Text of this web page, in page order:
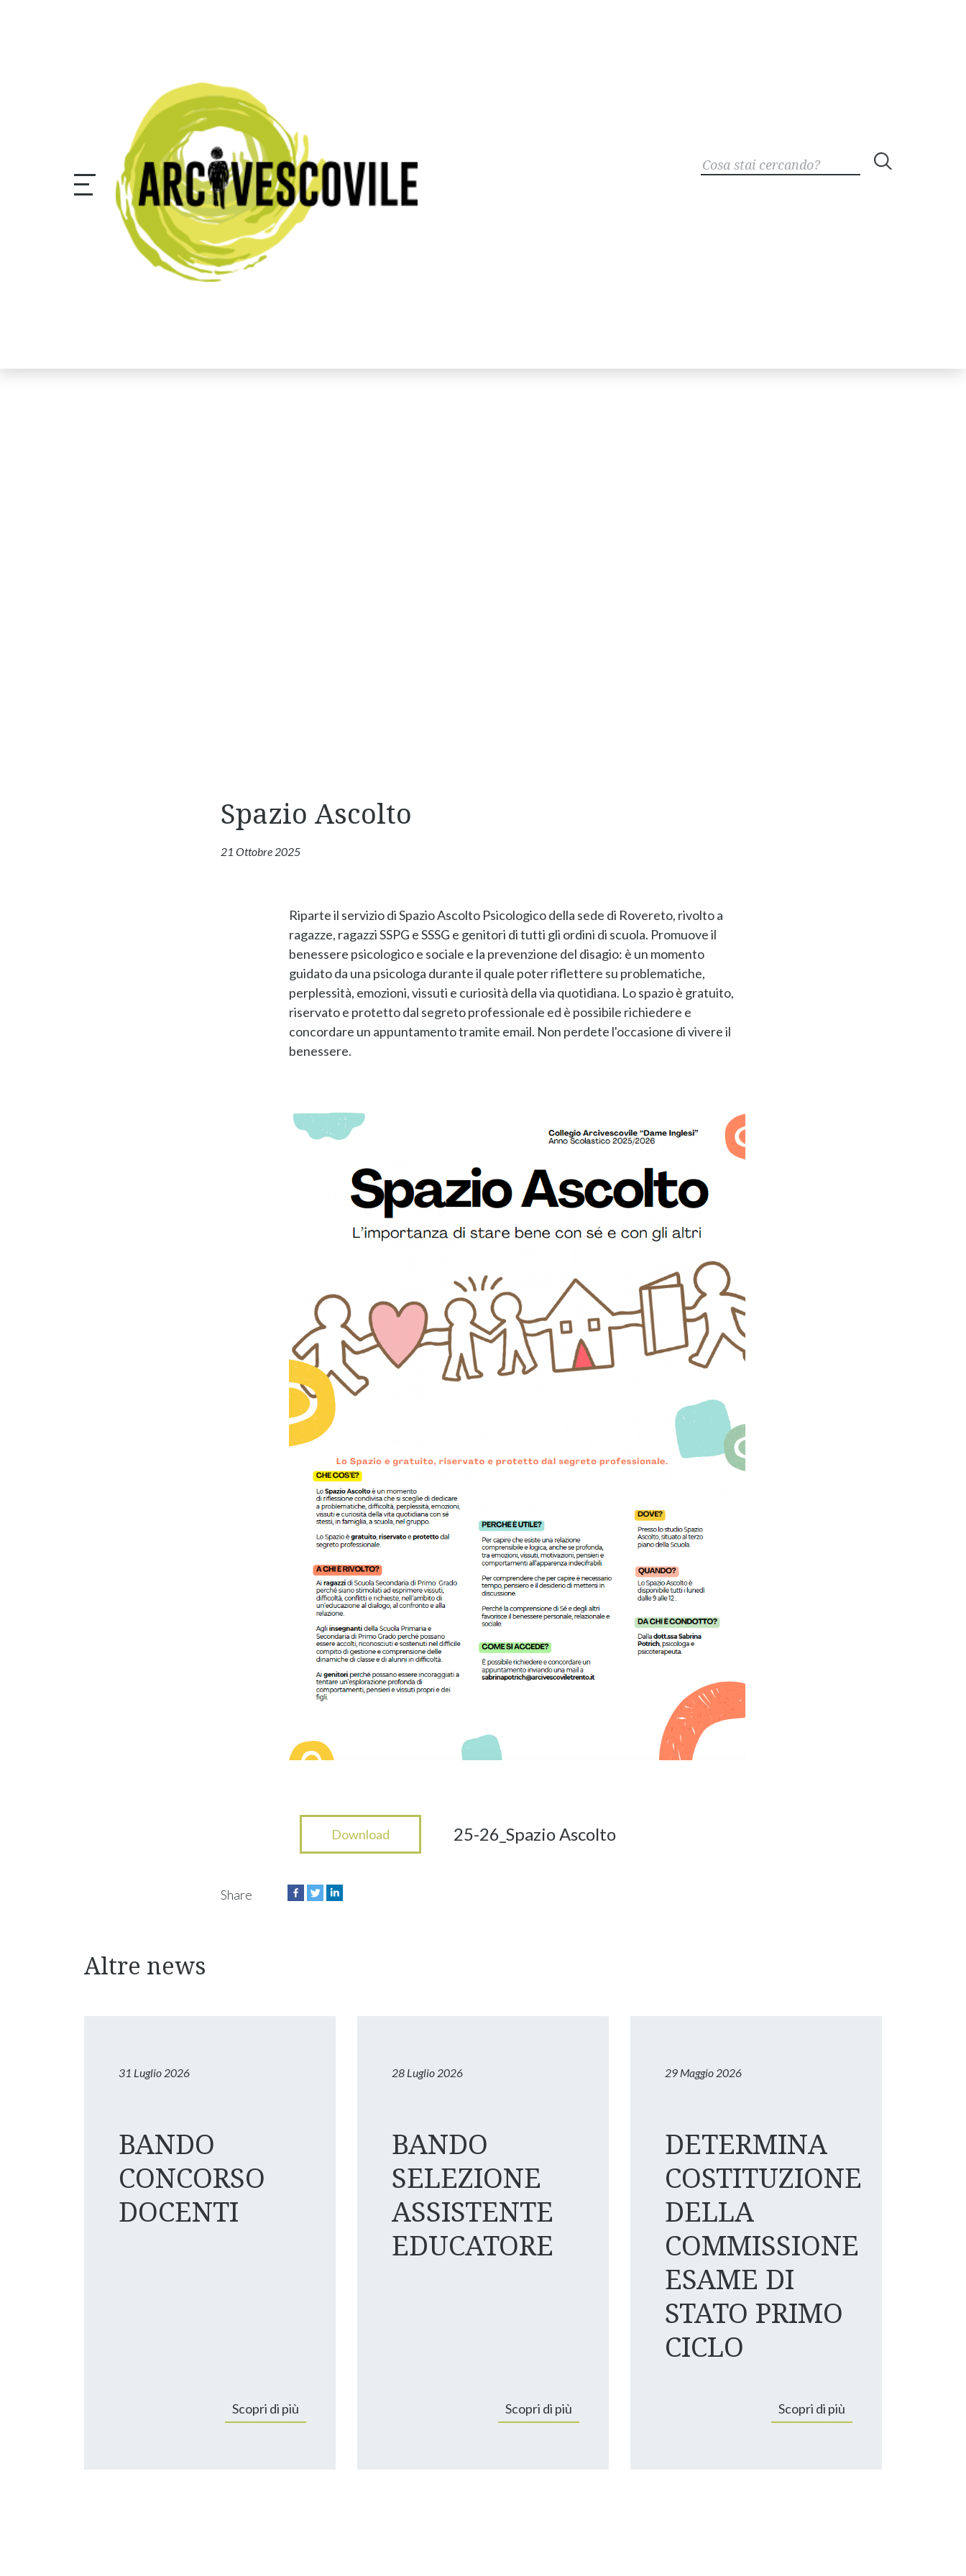
Spazio Ascolto
21 Ottobre 2025
Riparte il servizio di Spazio Ascolto Psicologico della sede di Rovereto, rivolto a
ragazze, ragazzi SSPG e SSSG e genitori di tutti gli ordini di scuola. Promuove il
benessere psicologico e sociale e la prevenzione del disagio: è un momento
guidato da una psicologa durante il quale poter riflettere su problematiche,
perplessità, emozioni, vissuti e curiosità della via quotidiana. Lo spazio è gratuito,
riservato e protetto dal segreto professionale ed è possibile richiedere e
concordare un appuntamento tramite email. Non perdete l'occasione di vivere il
benessere.
Download 25-26_Spazio Ascolto
Share
Altre news
31 Luglio 2026
BANDO
CONCORSO
DOCENTI
Scopri di più
28 Luglio 2026
BANDO
SELEZIONE
ASSISTENTE
EDUCATORE
Scopri di più
29 Maggio 2026
DETERMINA
COSTITUZIONE
DELLA
COMMISSIONE
ESAME DI
STATO PRIMO
CICLO
Scopri di più